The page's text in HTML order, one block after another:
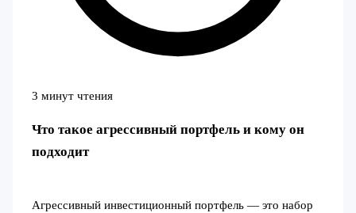
3 минут чтения
Что такое агрессивный портфель и кому он
подходит
Агрессивный инвестиционный портфель — это набор